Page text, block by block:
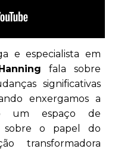
e especialista em
fala sobre
significativas
enxergamos a
um espaço de
sobre o papel do
transformadora